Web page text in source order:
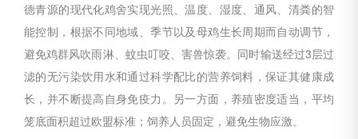
德青源的现代化鸡舍实现光照、温度、湿度、通风、清粪的智
能控制，根据不同地域、季节以及母鸡生长周期而自动调节，
避免鸡群风吹雨淋、蚊虫叮咬、害兽惊袭。同时输送经过3层过
滤的无污染饮用水和通过科学配比的营养饲料，保证其健康成
长，并不断提高自身免疫力。另一方面，养殖密度适当，平均
笼底面积超过欧盟标准；饲养人员固定，避免生物应激。